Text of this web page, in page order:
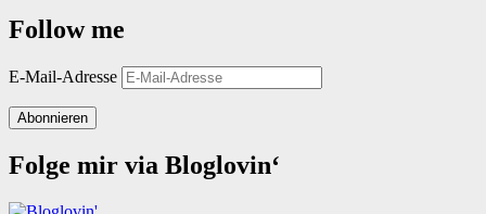
Follow me
E-Mail-Adresse
Abonnieren
Folge mir via Bloglovin‘